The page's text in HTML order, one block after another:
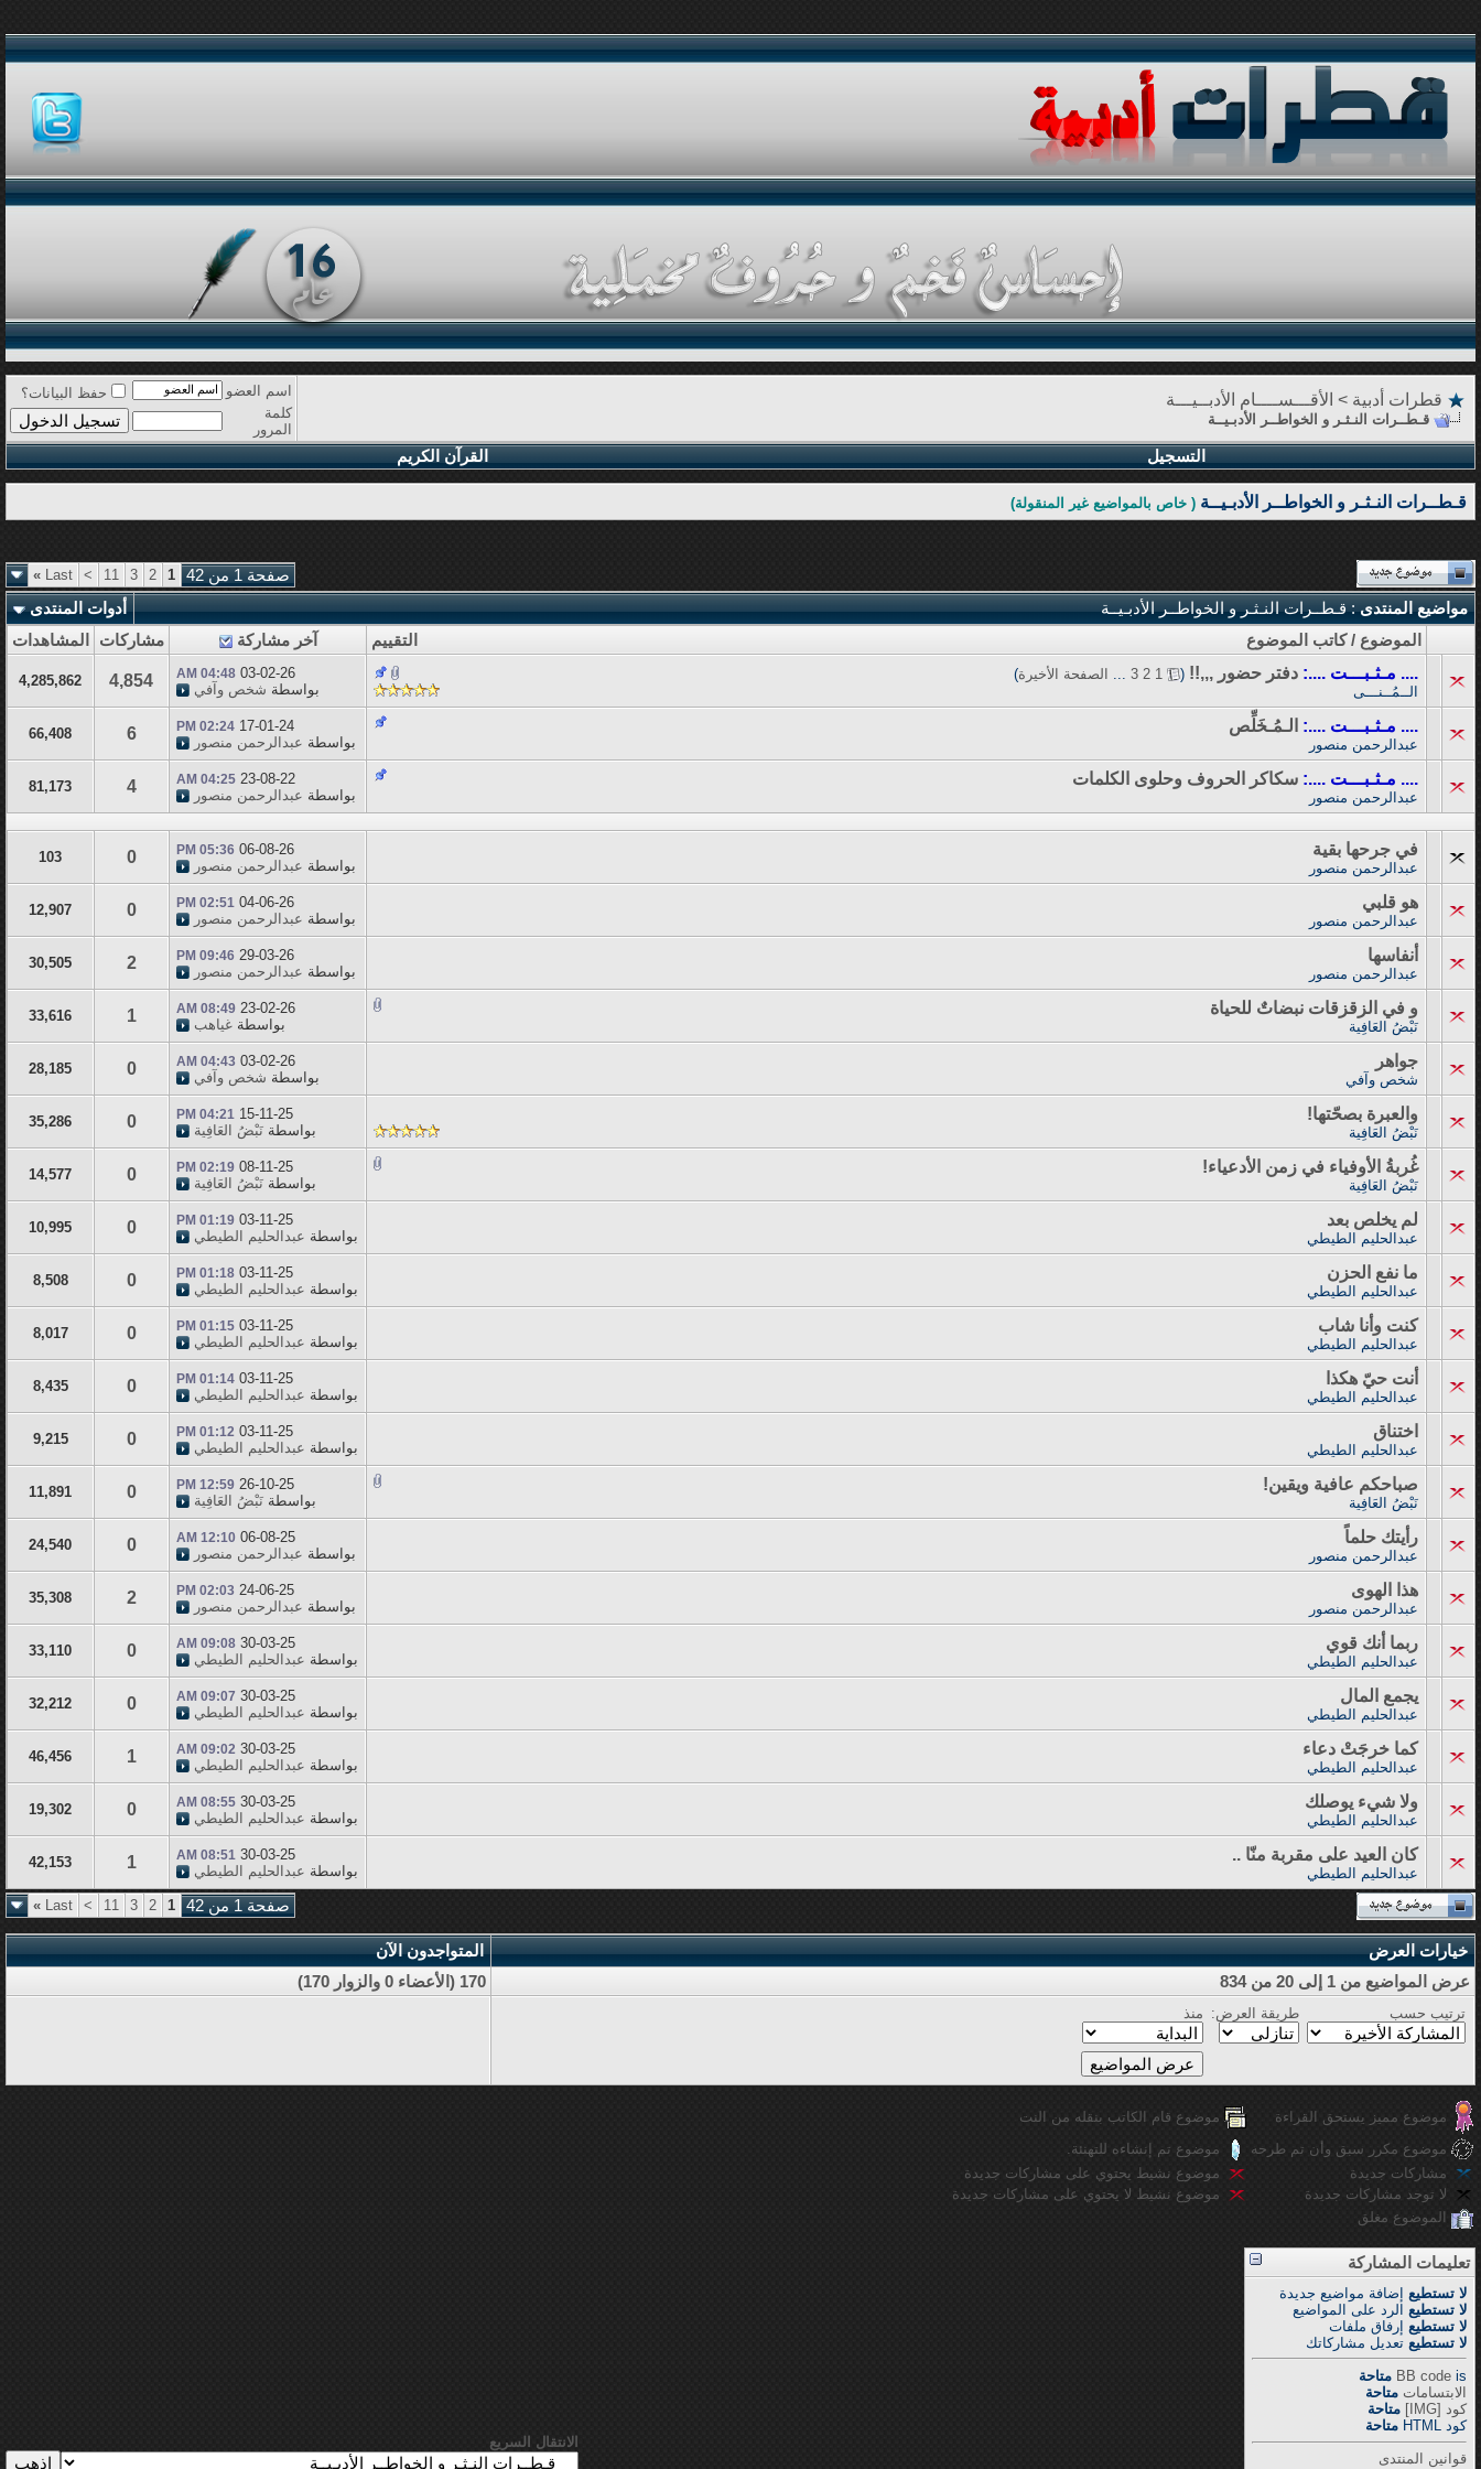
قطرات أدبية > الأقـــســــام الأدبــيـــة
قـطــرات النـثـر و الخواطــر الأدبـيــة
اسم العضو
حفظ البيانات؟
كلمة
المرور
التسجيل القرآن الكريم
قـطــرات النـثـر و الخواطــر الأدبـيــة ( خاص بالمواضيع غير المنقولة)
صفحة 1 من 42 1
2
3
11
>
Last
»
مواضيع المنتدى: قـطــرات النـثـر و الخواطــر الأدبـيــة
أدوات المنتدى
التقييم
الموضوع /كاتب الموضوع آخر مشاركة مشاركات المشاهدات
.... مـثـبـــت ....: دفتر حضور ,,,!! (
1
2
3 الصفحة الأخيرة)
الــمُــنـــى
03-02-26
04:48 AM
بواسطة شخص وآفي 4,854
4,285,862
.... مـثـبـــت ....: الـمُـخَلِّص
عبدالرحمن منصور
17-01-24
02:24 PM
بواسطة عبدالرحمن منصور 6
66,408
.... مـثـبـــت ....: سكاكر الحروف وحلوى الكلمات
عبدالرحمن منصور
23-08-22
04:25 AM
بواسطة عبدالرحمن منصور 4
81,173
في جرحها بقية
عبدالرحمن منصور
06-08-26
05:36 PM
بواسطة عبدالرحمن منصور 0
103
هو قلبي
عبدالرحمن منصور
04-06-26
02:51 PM
بواسطة عبدالرحمن منصور 0
12,907
أنفاسها
عبدالرحمن منصور
29-03-26
09:46 PM
بواسطة عبدالرحمن منصور 2
30,505
و في الزقزقات نبضاتٌ للحياة
نَبْضُ العَافِية
23-02-26
08:49 AM
بواسطة غياهب 1
33,616
جواهر
شخص وآفي
03-02-26
04:43 AM
بواسطة شخص وآفي 0
28,185
والعبرة بصحّتها!
نَبْضُ العَافِية
15-11-25
04:21 PM
بواسطة نَبْضُ العَافِية 0
35,286
غُربةُ الأوفياء في زمن الأدعياء!
نَبْضُ العَافِية
08-11-25
02:19 PM
بواسطة نَبْضُ العَافِية 0
14,577
لم يخلص بعد
عبدالحليم الطيطي
03-11-25
01:19 PM
بواسطة عبدالحليم الطيطي 0
10,995
ما نفع الحزن
عبدالحليم الطيطي
03-11-25
01:18 PM
بواسطة عبدالحليم الطيطي 0
8,508
كنت وأنا شاب
عبدالحليم الطيطي
03-11-25
01:15 PM
بواسطة عبدالحليم الطيطي 0
8,017
أنت حيّ هكذا
عبدالحليم الطيطي
03-11-25
01:14 PM
بواسطة عبدالحليم الطيطي 0
8,435
اختناق
عبدالحليم الطيطي
03-11-25
01:12 PM
بواسطة عبدالحليم الطيطي 0
9,215
صباحكم عافية ويقين!
نَبْضُ العَافِية
26-10-25
12:59 PM
بواسطة نَبْضُ العَافِية 0
11,891
رأيتك حلماً
عبدالرحمن منصور
06-08-25
12:10 AM
بواسطة عبدالرحمن منصور 0
24,540
هذا الهوى
عبدالرحمن منصور
24-06-25
02:03 PM
بواسطة عبدالرحمن منصور 2
35,308
ربما أنك قوي
عبدالحليم الطيطي
30-03-25
09:08 AM
بواسطة عبدالحليم الطيطي 0
33,110
يجمع المال
عبدالحليم الطيطي
30-03-25
09:07 AM
بواسطة عبدالحليم الطيطي 0
32,212
كما خرجَتْ دعاء
عبدالحليم الطيطي
30-03-25
09:02 AM
بواسطة عبدالحليم الطيطي 1
46,456
ولا شيء يوصلك
عبدالحليم الطيطي
30-03-25
08:55 AM
بواسطة عبدالحليم الطيطي 0
19,302
كان العيد على مقربة منّا ..
عبدالحليم الطيطي
30-03-25
08:51 AM
بواسطة عبدالحليم الطيطي 1
42,153
صفحة 1 من 42 1
2
3
11
>
Last
»
خيارات العرض
المتواجدون الآن
عرض المواضيع من 1 إلى 20 من 834
170 (الأعضاء 0 والزوار 170)
ترتيب حسب طريقة العرض: منذ
موضوع مميز يستحق القراءة
موضوع قام الكاتب بنقله من النت
موضوع مكرر سبق وأن تم طرحه
موضوع تم إنشاءه للتهنئة.
مشاركات جديدة
موضوع نشيط يحتوي على مشاركات جديدة
لا توجد مشاركات جديدة
موضوع نشيط لا يحتوي على مشاركات جديدة
الموضوع مغلق
تعليمات المشاركة
لا تستطيع إضافة مواضيع جديدة
لا تستطيع الرد على المواضيع
لا تستطيع إرفاق ملفات
لا تستطيع تعديل مشاركاتك
BB code is
متاحة
الابتسامات متاحة
كود [IMG]
متاحة
كود HTML
متاحة
قوانين المنتدى
الانتقال السريع